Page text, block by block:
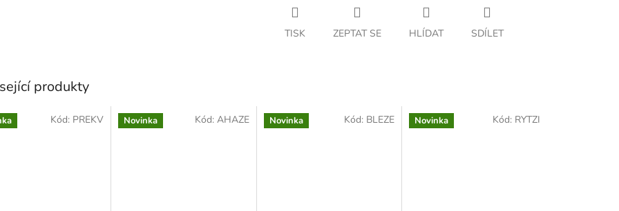
TISK ZEPTAT SE HLÍDAT SDÍLET
produkty
Kód: PREKV Novinka Kód: AHAZE Novinka Kód: BLEZE Novinka Kód: RYTZI